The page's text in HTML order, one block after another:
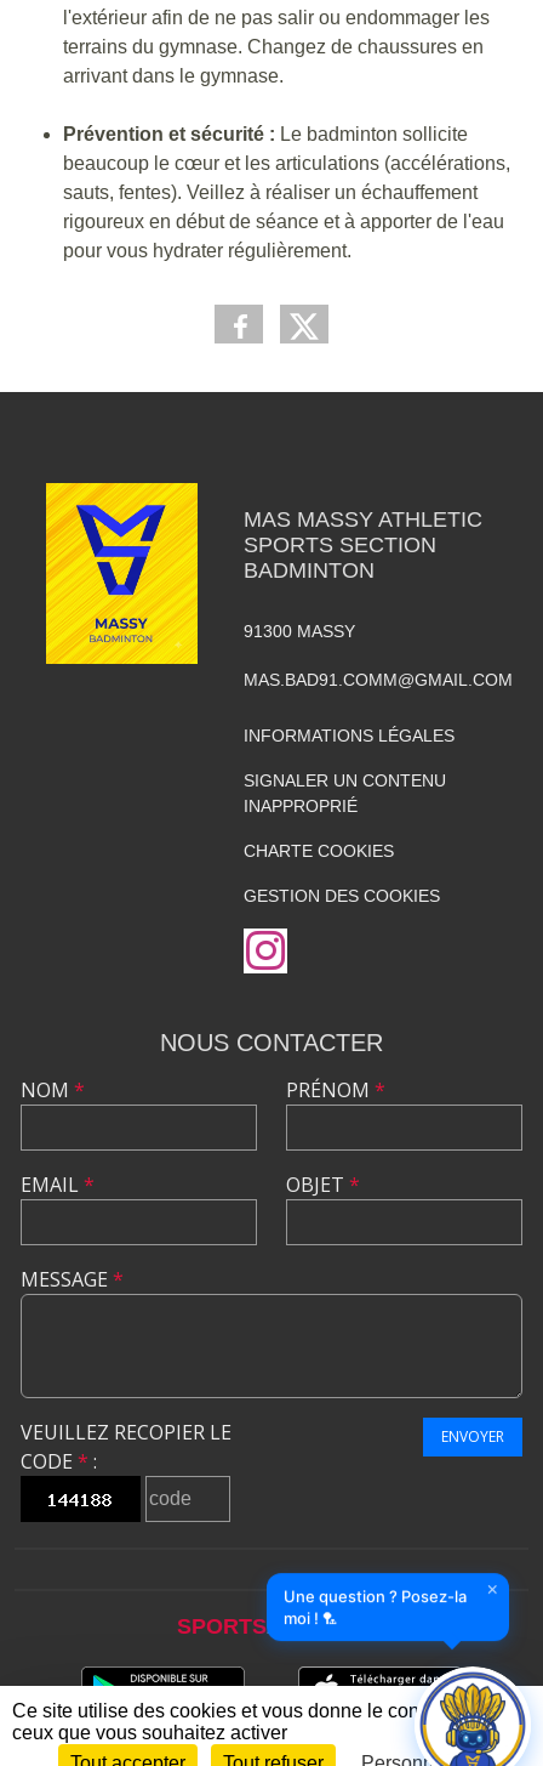
l'extérieur afin de ne pas salir ou endommager les
terrains du gymnase. Changez de chaussures en
arrivant dans le gymnase.
Prévention et sécurité : Le badminton sollicite
beaucoup le cœur et les articulations (accélérations,
sauts, fentes). Veillez à réaliser un échauffement
rigoureux en début de séance et à apporter de l'eau
pour vous hydrater régulièrement.
MAS MASSY ATHLETIC
SPORTS SECTION
BADMINTON
91300 MASSY
MAS.BAD91.COMM@GMAIL.COM
INFORMATIONS LÉGALES
SIGNALER UN CONTENU
INAPPROPRIÉ
CHARTE COOKIES
GESTION DES COOKIES
NOUS CONTACTER
NOM *
EMAIL*
PRÉNOM *
OBJET *
MESSAGE *
VEUILLEZ RECOPIER LE
CODE * :
ENVOYER
SPORTSREGIONS
Une question ? Posez-la
moi ! 🏸
×
Ce site utilise des cookies et vous donne le contrôle sur
ceux que vous souhaitez activer